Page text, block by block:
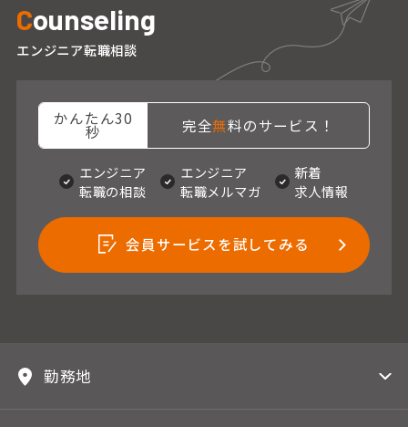
Counseling
エンジニア転職相談
かんたん30
秒 完全無料のサービス！
エンジニア
転職の相談
エンジニア
転職メルマガ
新着
求人情報
会員サービスを試してみる
勤務地